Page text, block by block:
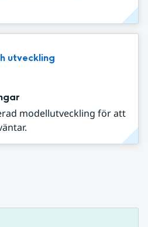
utveckling
modellutveckling för att